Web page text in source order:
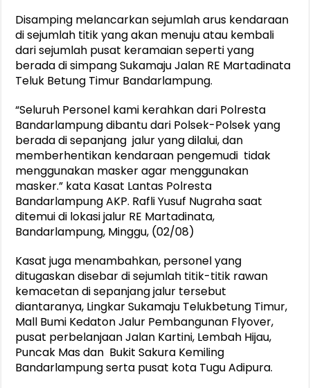
Disamping melancarkan sejumlah arus kendaraan
di sejumlah titik yang akan menuju atau kembali
dari sejumlah pusat keramaian seperti yang
berada di simpang Sukamaju Jalan RE Martadinata
Teluk Betung Timur Bandarlampung.
“Seluruh Personel kami kerahkan dari Polresta
Bandarlampung dibantu dari Polsek-Polsek yang
berada di sepanjang jalur yang dilalui, dan
memberhentikan kendaraan pengemudi tidak
menggunakan masker agar menggunakan
masker.” kata Kasat Lantas Polresta
Bandarlampung AKP. Rafli Yusuf Nugraha saat
ditemui di lokasi jalur RE Martadinata,
Bandarlampung, Minggu, (02/08)
Kasat juga menambahkan, personel yang
ditugaskan disebar di sejumlah titik-titik rawan
kemacetan di sepanjang jalur tersebut
diantaranya, Lingkar Sukamaju Telukbetung Timur,
Mall Bumi Kedaton Jalur Pembangunan Flyover,
pusat perbelanjaan Jalan Kartini, Lembah Hijau,
Puncak Mas dan Bukit Sakura Kemiling
Bandarlampung serta pusat kota Tugu Adipura.